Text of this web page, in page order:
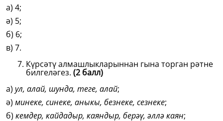
а) 4;
ә) 5;
б) 6;
в) 7.
Күрсәтү алмашлыкларыннан гына торган рәтне
билгеләгез. (2 балл)
а) ул, алай, шунда, теге, алай;
ә) минеке, синеке, аныкы, безнеке, сезнеке;
б) кемдер, кайдадыр, каяндыр, берәү, әллә каян;